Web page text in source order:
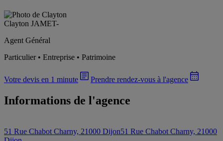
Clayton JAMET-
Agent Général
Particulier • Entreprise • Patrimoine
Votre devis en 1 minute Prendre rendez-vous à l'agence
Informations de l'agence
51 Rue Chabot Charny, 21000 Dijon51 Rue Chabot Charny, 21000